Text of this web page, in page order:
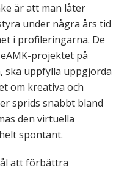
är att man låter
under några års tid
i profileringarna. De
projektet på
ska uppfylla uppgjorda
om kreativa och
sprids snabbt bland
den virtuella
spontant.
att förbättra